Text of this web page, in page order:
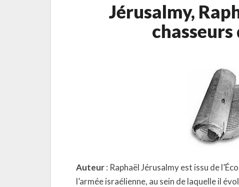
Jérusalmy,
chasseurs
Auteur: Raphaël Jérusalmy est issu de
l’armée israélienne, au sein de laquelle il